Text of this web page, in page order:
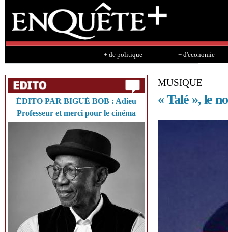
+ de politique + d'economie
ÉDITO PAR BIGUÉ BOB : Adieu
Professeur et merci pour le cinéma
MUSIQUE
« Talé », le